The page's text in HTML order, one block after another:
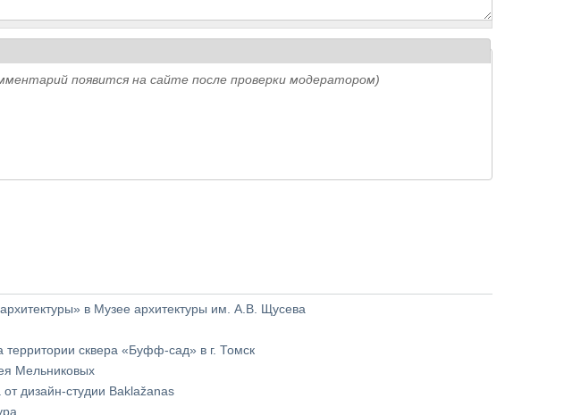
появится на сайте после проверки модератором)
в Музее архитектуры им. А.В. Щусева
территории сквера «Буфф-сад» в г. Томск
Мельниковых
дизайн-студии Baklažanas